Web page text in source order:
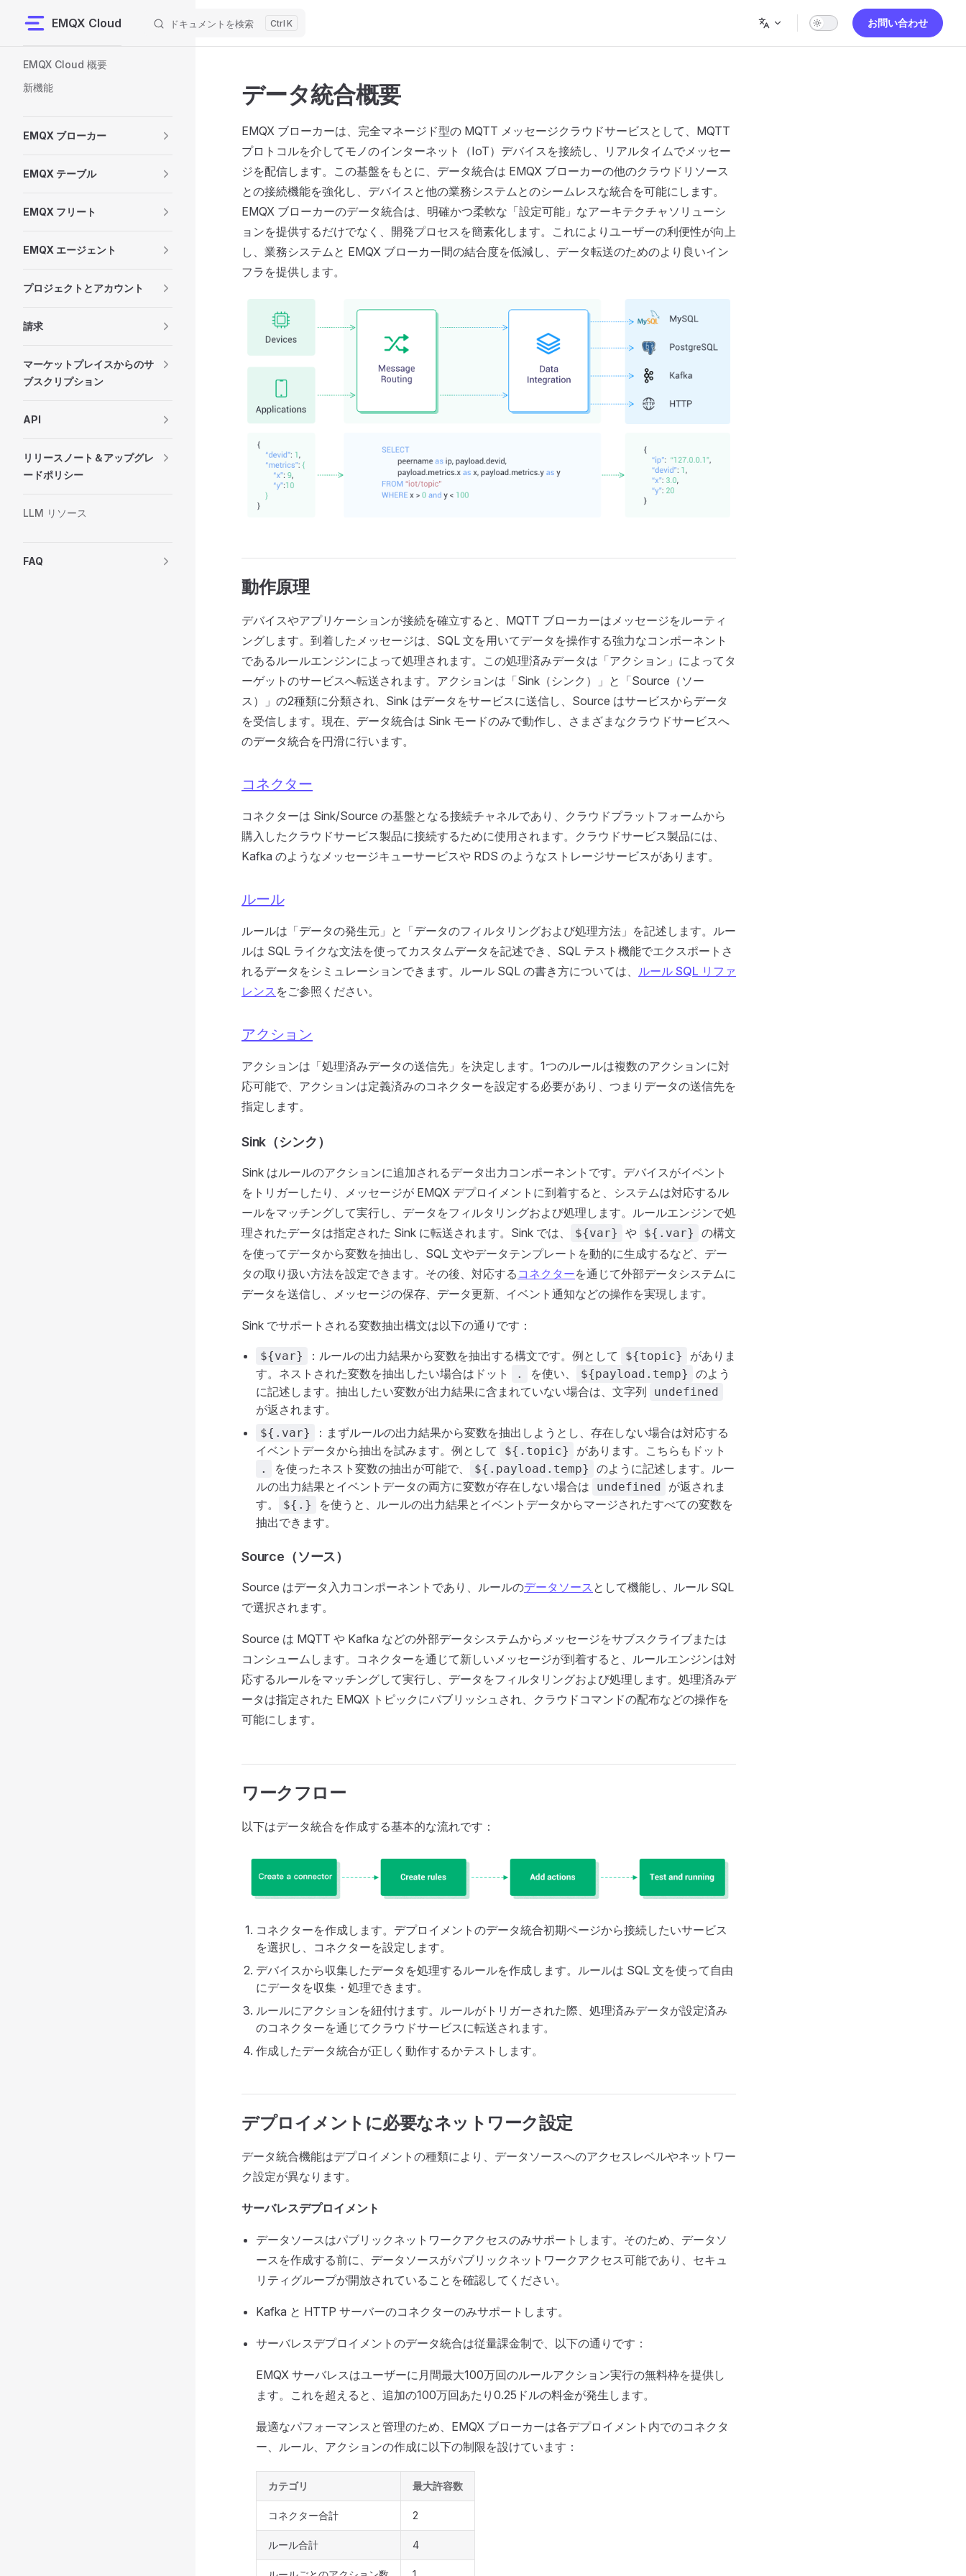
Skip to content
EMQX Cloud ドキュメントを検索 K お問い合わせ
EMQX Cloud 概要
新機能
EMQX ブローカー
EMQX テーブル
EMQX フリート
EMQX エージェント
プロジェクトとアカウント
請求
マーケットプレイスからのサ
ブスクリプション
API
リリースノート＆アップグレ
ードポリシー
LLM リソース
FAQ
データ統合概要
EMQX ブローカーは、完全マネージド型の MQTT メッセージクラウドサービスとして、MQTT
プロトコルを介してモノのインターネット（IoT）デバイスを接続し、リアルタイムでメッセー
ジを配信します。この基盤をもとに、データ統合は EMQX ブローカーの他のクラウドリソース
との接続機能を強化し、デバイスと他の業務システムとのシームレスな統合を可能にします。
EMQX ブローカーのデータ統合は、明確かつ柔軟な「設定可能」なアーキテクチャソリューシ
ョンを提供するだけでなく、開発プロセスを簡素化します。これによりユーザーの利便性が向上
し、業務システムと EMQX ブローカー間の結合度を低減し、データ転送のためのより良いイン
フラを提供します。
動作原理
デバイスやアプリケーションが接続を確立すると、MQTT ブローカーはメッセージをルーティ
ングします。到着したメッセージは、SQL 文を用いてデータを操作する強力なコンポーネント
であるルールエンジンによって処理されます。この処理済みデータは「アクション」によってタ
ーゲットのサービスへ転送されます。アクションは「Sink（シンク）」と「Source（ソー
ス）」の2種類に分類され、Sink はデータをサービスに送信し、Source はサービスからデータ
を受信します。現在、データ統合は Sink モードのみで動作し、さまざまなクラウドサービスへ
のデータ統合を円滑に行います。
コネクター
コネクターは Sink/Source の基盤となる接続チャネルであり、クラウドプラットフォームから
購入したクラウドサービス製品に接続するために使用されます。クラウドサービス製品には、
Kafka のようなメッセージキューサービスや RDS のようなストレージサービスがあります。
ルール
ルールは「データの発生元」と「データのフィルタリングおよび処理方法」を記述します。ルー
ルは SQL ライクな文法を使ってカスタムデータを記述でき、SQL テスト機能でエクスポートさ
れるデータをシミュレーションできます。ルール SQL の書き方については、 ルール SQL リファ
レンス をご参照ください。
アクション
アクションは「処理済みデータの送信先」を決定します。1つのルールは複数のアクションに対
応可能で、アクションは定義済みのコネクターを設定する必要があり、つまりデータの送信先を
指定します。
Sink（シンク）
Sink はルールのアクションに追加されるデータ出力コンポーネントです。デバイスがイベント
をトリガーしたり、メッセージが EMQX デプロイメントに到着すると、システムは対応するル
ールをマッチングして実行し、データをフィルタリングおよび処理します。ルールエンジンで処
理されたデータは指定された Sink に転送されます。Sink では、
${var} や ${.var}
の構文
を使ってデータから変数を抽出し、SQL 文やデータテンプレートを動的に生成するなど、デー
タの取り扱い方法を設定できます。その後、対応する コネクターを通じて外部データシステムに
データを送信し、メッセージの保存、データ更新、イベント通知などの操作を実現します。
Sink でサポートされる変数抽出構文は以下の通りです：
${var} ：ルールの出力結果から変数を抽出する構文です。例として ${topic}
がありま
す。ネストされた変数を抽出したい場合はドット
. を使い、 ${payload.temp}
のよう
に記述します。抽出したい変数が出力結果に含まれていない場合は、文字列
undefined
が返されます。
${.var}
：まずルールの出力結果から変数を抽出しようとし、存在しない場合は対応する
イベントデータから抽出を試みます。例として
${.topic} があります。こちらもドット
. を使ったネスト変数の抽出が可能で、 ${.payload.temp}
のように記述します。ルー
ルの出力結果とイベントデータの両方に変数が存在しない場合は
undefined
が返されま
す。
${.}
を使うと、ルールの出力結果とイベントデータからマージされたすべての変数を
抽出できます。
Source（ソース）
Source はデータ入力コンポーネントであり、ルールのデータソース として機能し、ルール SQL
で選択されます。
Source は MQTT や Kafka などの外部データシステムからメッセージをサブスクライブまたは
コンシュームします。コネクターを通じて新しいメッセージが到着すると、ルールエンジンは対
応するルールをマッチングして実行し、データをフィルタリングおよび処理します。処理済みデ
ータは指定された EMQX トピックにパブリッシュされ、クラウドコマンドの配布などの操作を
可能にします。
ワークフロー
以下はデータ統合を作成する基本的な流れです：
コネクターを作成します。デプロイメントのデータ統合初期ページから接続したいサービス
を選択し、コネクターを設定します。
デバイスから収集したデータを処理するルールを作成します。ルールは SQL 文を使って自由
にデータを収集・処理できます。
ルールにアクションを紐付けます。ルールがトリガーされた際、処理済みデータが設定済み
のコネクターを通じてクラウドサービスに転送されます。
作成したデータ統合が正しく動作するかテストします。
デプロイメントに必要なネットワーク設定
データ統合機能はデプロイメントの種類により、データソースへのアクセスレベルやネットワー
ク設定が異なります。
サーバレスデプロイメント
データソースはパブリックネットワークアクセスのみサポートします。そのため、データソ
ースを作成する前に、データソースがパブリックネットワークアクセス可能であり、セキュ
リティグループが開放されていることを確認してください。
Kafka と HTTP サーバーのコネクターのみサポートします。
サーバレスデプロイメントのデータ統合は従量課金制で、以下の通りです：
EMQX サーバレスはユーザーに月間最大100万回のルールアクション実行の無料枠を提供し
ます。これを超えると、追加の100万回あたり0.25ドルの料金が発生します。
最適なパフォーマンスと管理のため、EMQX ブローカーは各デプロイメント内でのコネクタ
ー、ルール、アクションの作成に以下の制限を設けています：
カテゴリ 最大許容数
コネクター合計 2
ルール合計 4